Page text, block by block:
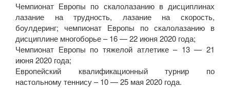
Чемпионат Европы по скалолазанию в дисциплинах
лазание на трудность, лазание на скорость,
боулдеринг; чемпионат Европы по скалолазанию в
дисциплине многоборье – 16 — 22 июня 2020 года;
Чемпионат Европы по тяжелой атлетике – 13 — 21
июня 2020 года;
Европейский квалификационный турнир по
настольному теннису – 10 — 25 мая 2020 года.